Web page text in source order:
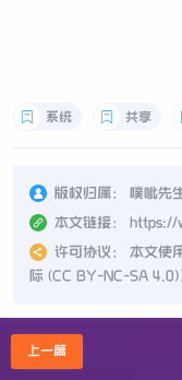
系统 共享
版权归属：
噗呲先
本文链接：
https://
许可协议：
本文使
际 (CC BY-NC-SA 4.0)
上一篇